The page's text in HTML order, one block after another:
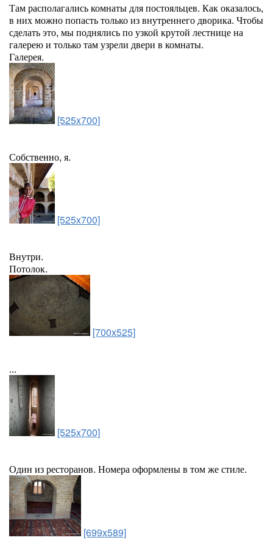
Там располагались комнаты для постояльцев. Как оказалось,
в них можно попасть только из внутреннего дворика. Чтобы
сделать это, мы поднялись по узкой крутой лестнице на
галерею и только там узрели двери в комнаты.
Галерея.
[525x700]
Собственно, я.
[525x700]
Внутри.
Потолок.
[700x525]
...
[525x700]
Один из ресторанов. Номера оформлены в том же стиле.
[699x589]